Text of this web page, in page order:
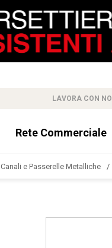
LAVORA CON NOI
Rete Commerciale
Canali e Passerelle Metalliche